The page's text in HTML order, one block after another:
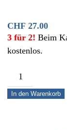
CHF 27.00
3 für 2! Beim
kostenlos.
Holz-
Knobelspiel
Cube
In den Warenkorb